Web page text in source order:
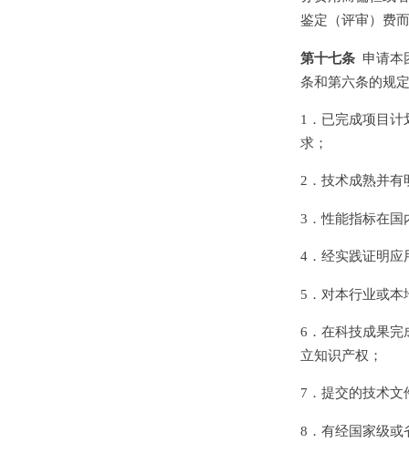
鉴定（评审）费
第十七条申请本
条和第六条的规
1．已完成项目
求；
2．技术成熟并有
3．性能指标在国
4．经实践证明应
5．对本行业或
6．在科技成果完
立知识产权；
7．提交的技术
8．有经国家级或